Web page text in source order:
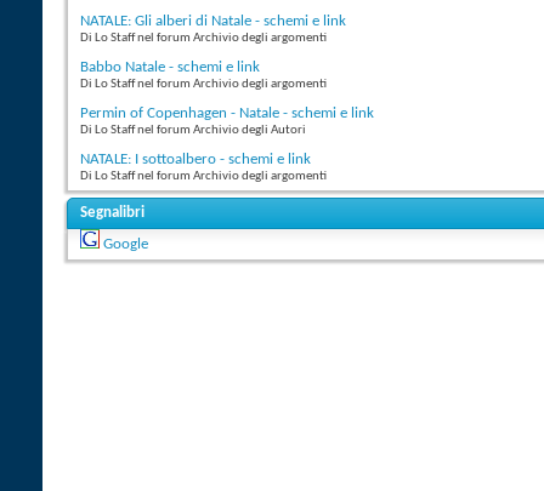
NATALE: Gli alberi di Natale - schemi e link
Di Lo Staff nel forum Archivio degli argomenti
Babbo Natale - schemi e link
Di Lo Staff nel forum Archivio degli argomenti
Permin of Copenhagen - Natale - schemi e link
Di Lo Staff nel forum Archivio degli Autori
NATALE: I sottoalbero - schemi e link
Di Lo Staff nel forum Archivio degli argomenti
Segnalibri
Google